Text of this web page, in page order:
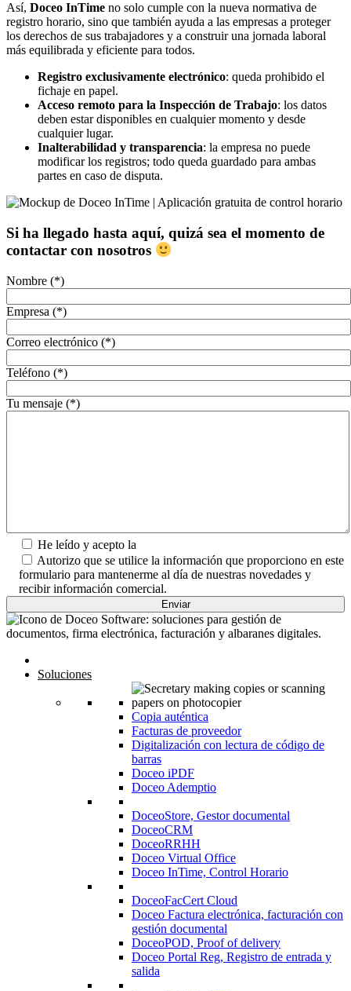
Así, Doceo InTime no solo cumple con la nueva normativa de
registro horario, sino que también ayuda a las empresas a proteger
los derechos de sus trabajadores y a construir una jornada laboral
más equilibrada y eficiente para todos.
Registro exclusivamente electrónico: queda prohibido el
fichaje en papel.
Acceso remoto para la Inspección de Trabajo: los datos
deben estar disponibles en cualquier momento y desde
cualquier lugar.
Inalterabilidad y transparencia: la empresa no puede
modificar los registros; todo queda guardado para ambas
partes en caso de disputa.
Si ha llegado hasta aquí, quizá sea el momento de
contactar con nosotros
Nombre (*)
Empresa (*)
Correo electrónico (*)
Teléfono (*)
Tu mensaje (*)
He leído y acepto la
Autorizo que se utilice la información que proporciono en este
formulario para mantenerme al día de nuestras novedades y
recibir información comercial.
Soluciones
Copia auténtica
Facturas de proveedor
Digitalización con lectura de código de
barras
Doceo iPDF
Doceo Ademptio
DoceoStore, Gestor documental
DoceoCRM
DoceoRRHH
Doceo Virtual Office
Doceo InTime, Control Horario
DoceoFacCert Cloud
Doceo Factura electrónica, facturación con
gestión documental
DoceoPOD, Proof of delivery
Doceo Portal Reg, Registro de entrada y
salida